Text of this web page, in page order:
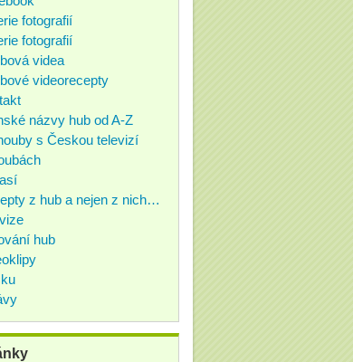
fotografií
fotografií
videa
videorecepty
názvy hub od A-Z
s Českou televizí
z hub a nejen z nich…
hub